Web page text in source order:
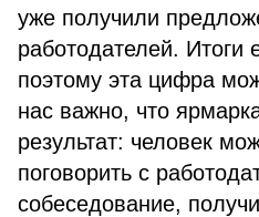
уже получили
работодателей. Итоги
поэтому эта цифра
нас важно, что
результат: человек
поговорить с
собеседование,